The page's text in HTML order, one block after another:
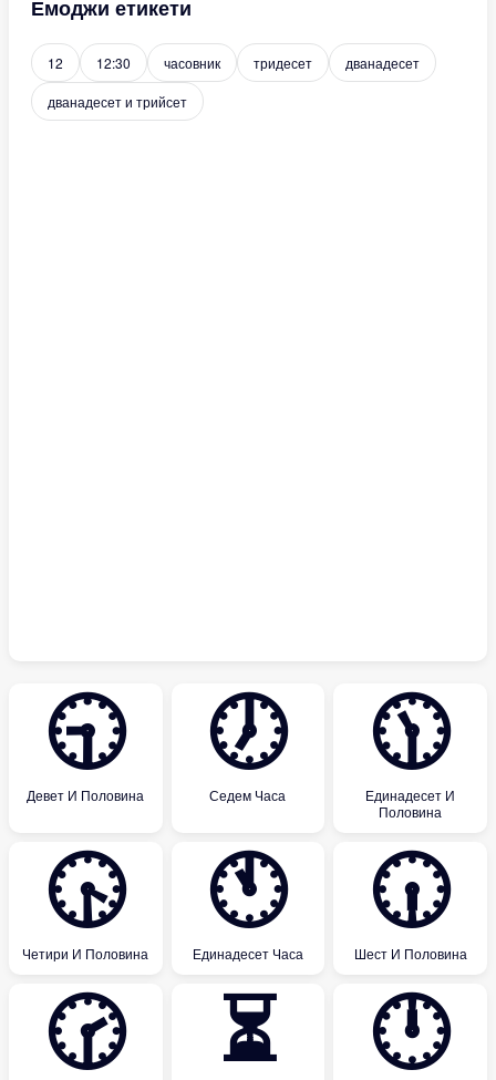
Емоджи етикети
12 12:30 часовник тридесет дванадесет
дванадесет и трийсет
🕤
Девет И Половина
🕖
Седем Часа
🕦
Единадесет И
Половина
🕟
Четири И Половина
🕚
Единадесет Часа
🕡
Шест И Половина
🕝 ⏳ 🕛